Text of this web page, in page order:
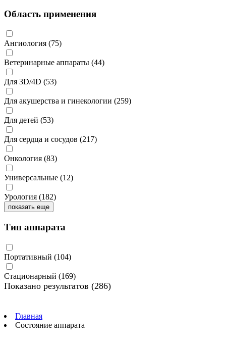
Область применения
Ангиология (75)
Ветеринарные аппараты (44)
Для 3D/4D (53)
Для акушерства и гинекологии (259)
Для детей (53)
Для сердца и сосудов (217)
Онкология (83)
Универсальные (12)
Урология (182)
показать еще
Тип аппарата
Портативный (104)
Стационарный (169)
Показано результатов (286)
Главная
Состояние аппарата